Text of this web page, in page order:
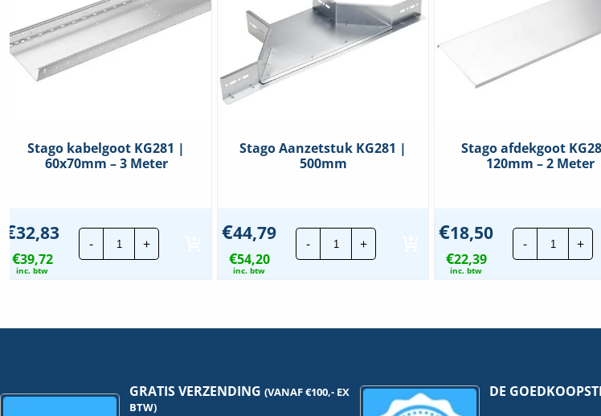
Stago kabelgoot KG281 |
60x70mm – 3 Meter
€32,83
€39,72
inc. btw
-
Stago
kabelgoot
KG281
+
Stago Aanzetstuk KG281 |
500mm
€44,79
€54,20
inc. btw
-
Stago
Aanzetstuk
KG281
+
Stago afdekgoot
120mm – 2 Meter
€18,50
€22,39
inc. btw
-
Stago
KG281
+
GRATIS VERZENDING(VANAF €100,- EX
BTW)
DE